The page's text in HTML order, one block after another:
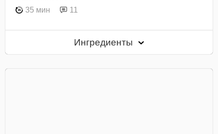
35 мин
11
Ингредиенты